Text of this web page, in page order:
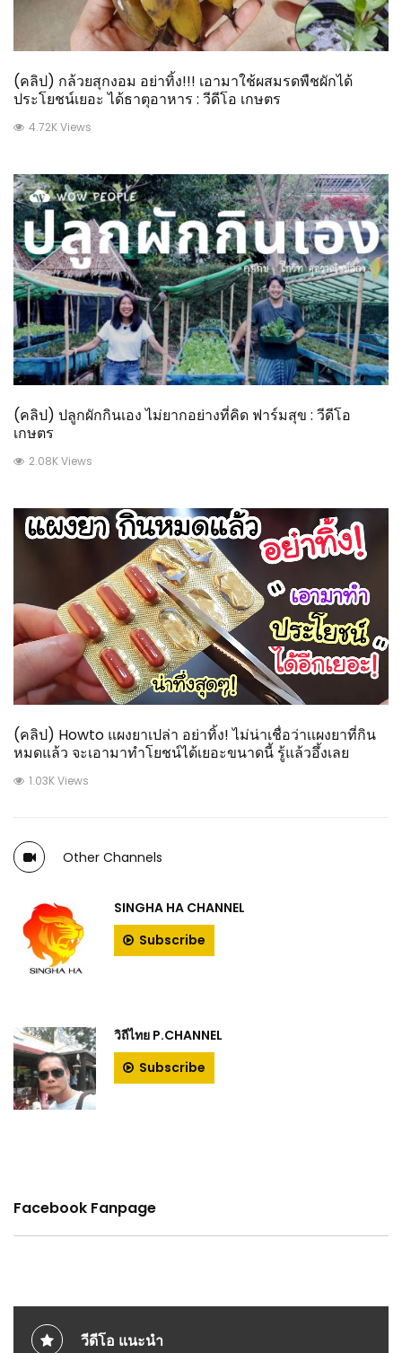
(คลิป) กล้วยสุกงอม อย่าทิ้ง!!! เอามาใช้ผสมรดพืชผักได้
ประโยชน์เยอะ ได้ธาตุอาหาร : วีดีโอ เกษตร
4.72K Views
(คลิป) ปลูกผักกินเอง ไม่ยากอย่างที่คิด ฟาร์มสุข : วีดีโอ
เกษตร
2.08K Views
(คลิป) Howto แผงยาเปล่า อย่าทิ้ง! ไม่น่าเชื่อว่าเเผงยาที่กิน
หมดแล้ว จะเอามาทำโยชน์ได้เยอะขนาดนี้ รู้แล้วอึ้งเลย
1.03K Views
Other Channels
SINGHA HA CHANNEL
Subscribe
วิถีไทย P.CHANNEL
Subscribe
Facebook Fanpage
วีดีโอ แนะนำ